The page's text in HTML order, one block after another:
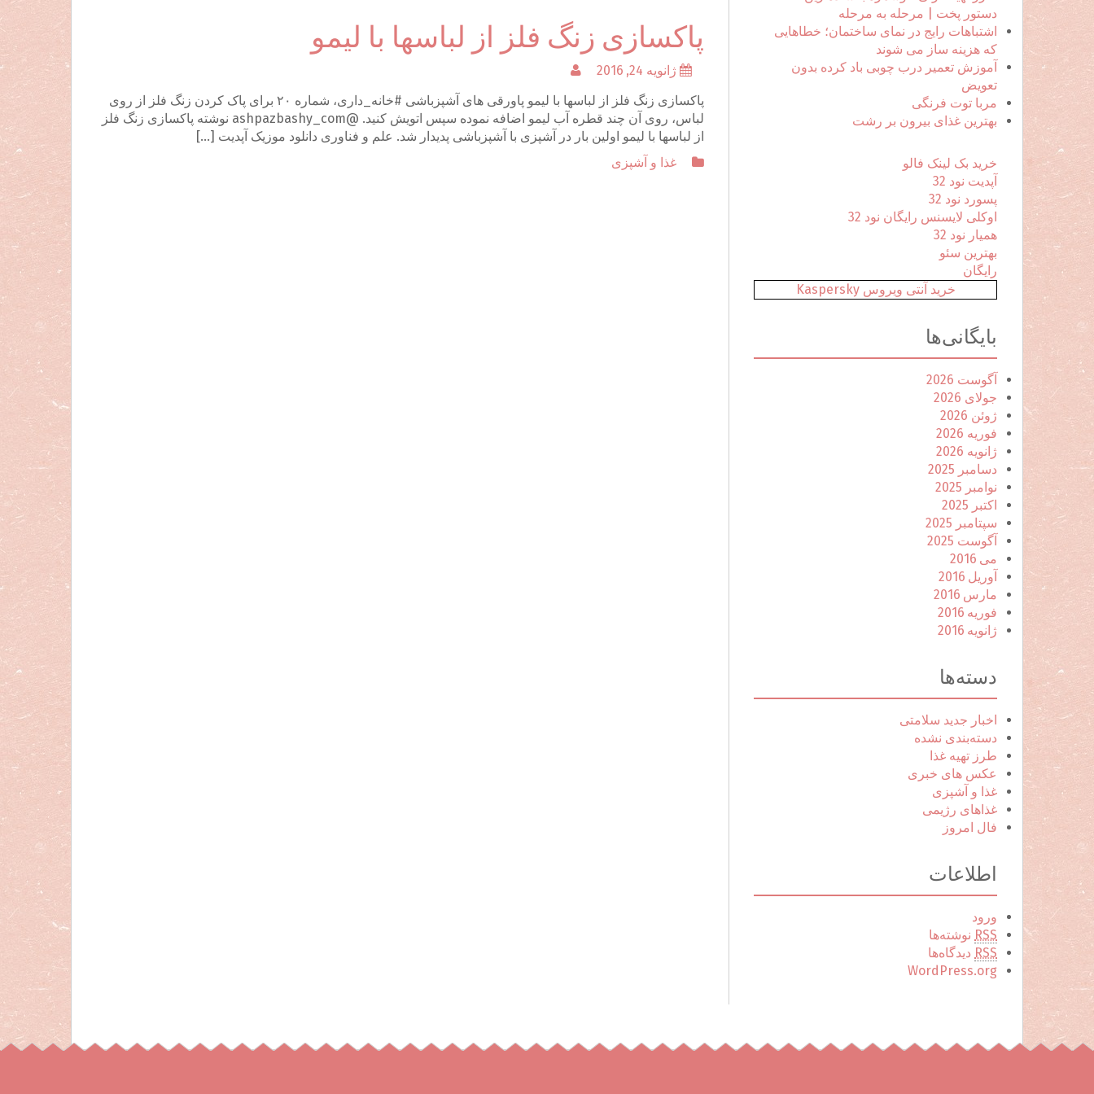
پاکسازی زنگ فلز از لباسها با لیمو
ژانویه 24, 2016
پاکسازی زنگ فلز از لباسها با لیمو پاورقی های آشپزباشی #خانه_داری، شماره ۲۰ برای پاک کردن زنگ فلز از روی
لباس، روی آن چند قطره آب لیمو اضافه نموده سپس اتویش کنید. @ashpazbashy_com نوشته پاکسازی زنگ فلز
از لباسها با لیمو اولین بار در آشپزی با آشپزباشی پدیدار شد. علم و فناوری دانلود موزیک آپدیت […]
غذا و آشپزی
ا
ی
:
دستور پخت | مرحله به مرحله
اشتباهات رایج در نمای ساختمان؛ خطاهایی
که هزینه ساز می شوند
آموزش تعمیر درب چوبی باد کرده بدون
تعویض
مربا توت فرنگی
بهترین غذای بیرون بر رشت
خرید بک لینک فالو
آپدیت نود 32
پسورد نود 32
اوکلی لایسنس رایگان نود 32
همیار نود 32
بهترین سئو
رایگان
خرید آنتی ویروس Kaspersky
بایگانی‌ها
آگوست 2026
جولای 2026
ژوئن 2026
فوریه 2026
ژانویه 2026
دسامبر 2025
نوامبر 2025
اکتبر 2025
سپتامبر 2025
آگوست 2025
می 2016
آوریل 2016
مارس 2016
فوریه 2016
ژانویه 2016
دسته‌ها
اخبار جدید سلامتی
دسته‌بندی نشده
طرز تهیه غذا
عکس های خبری
غذا و آشپزی
غذاهای رژیمی
فال امروز
اطلاعات
ورود
RSS نوشته‌ها
RSS دیدگاه‌ها
WordPress.org